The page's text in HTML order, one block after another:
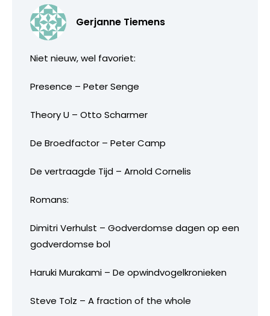
Gerjanne Tiemens
Niet nieuw, wel favoriet:
Presence – Peter Senge
Theory U – Otto Scharmer
De Broedfactor – Peter Camp
De vertraagde Tijd – Arnold Cornelis
Romans:
Dimitri Verhulst – Godverdomse dagen op een
godverdomse bol
Haruki Murakami – De opwindvogelkronieken
Steve Tolz – A fraction of the whole